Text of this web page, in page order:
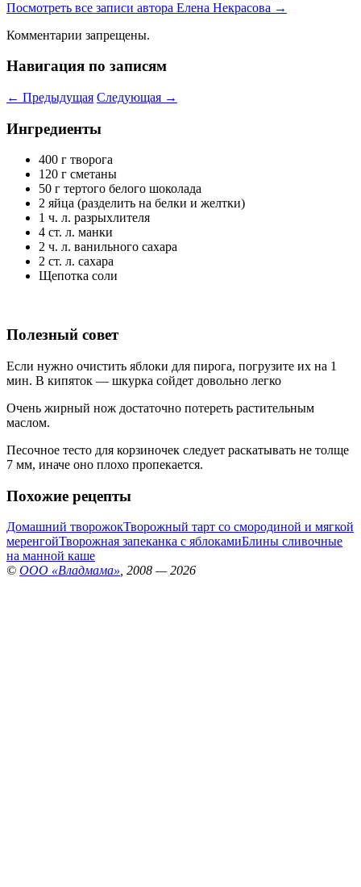
Посмотреть все записи автора Елена Некрасова →
Комментарии запрещены.
Навигация по записям
← Предыдущая Следующая →
Ингредиенты
400 г творога
120 г сметаны
50 г тертого белого шоколада
2 яйца (разделить на белки и желтки)
1 ч. л. разрыхлителя
4 ст. л. манки
2 ч. л. ванильного сахара
2 ст. л. сахара
Щепотка соли
Полезный совет
Если нужно очистить яблоки для пирога, погрузите их на 1
мин. В кипяток — шкурка сойдет довольно легко
Очень жирный нож достаточно потереть растительным
маслом.
Песочное тесто для корзиночек следует раскатывать не толще
7 мм, иначе оно плохо пропекается.
Похожие рецепты
Домашний творожокТворожный тарт со смородиной и мягкой
меренгойТворожная запеканка с яблокамиБлины сливочные
на манной каше
© ООО «Владмама» , 2008 — 2026